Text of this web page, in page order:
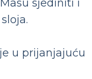
sjediniti i
u prijanjajuću